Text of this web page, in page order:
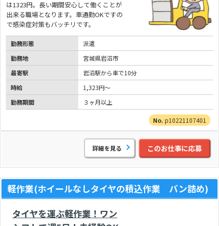
は1323円。長い期間安心して働くことが
出来る職場となります。車通勤OKですの
で感染症対策もバッチリです。
勤務形態
派遣
勤務地
宮城県岩沼市
最寄駅
岩沼駅から車で10分
時給
1,323円～
勤務期間
３ヶ月以上
p10221107401
詳細を見る このお仕事に応募
軽作業(ホイールなしタイヤの積込作業 バン詰め)
タイヤを運ぶ軽作業！ワン